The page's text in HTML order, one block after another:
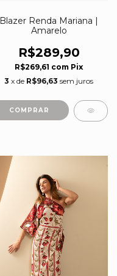
Blazer Renda Mariana |
Amarelo
R$289,90
R$269,61 com Pix
3 x de R$96,63 sem juros
COMPRAR